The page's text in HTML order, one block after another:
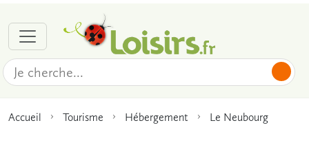
Accueil Tourisme Hébergement Le Neubourg